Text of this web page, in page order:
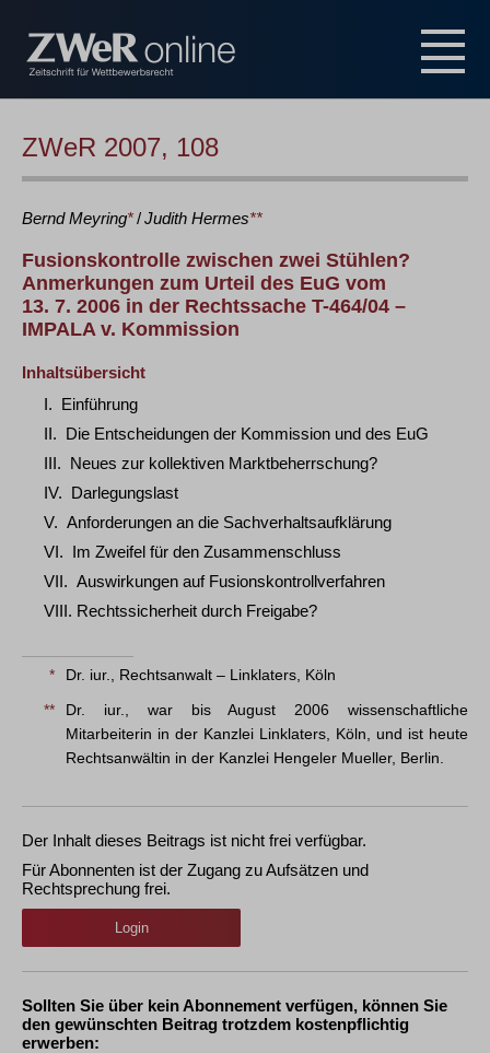
ZWeR 2007, 108
Bernd Meyring*/Judith Hermes**
Fusionskontrolle zwischen zwei Stühlen?
Anmerkungen zum Urteil des EuG vom
13. 7. 2006 in der Rechtssache T-464/04 –
IMPALA v. Kommission
Inhaltsübersicht
I. Einführung
II. Die Entscheidungen der Kommission und des EuG
III. Neues zur kollektiven Marktbeherrschung?
IV. Darlegungslast
V. Anforderungen an die Sachverhaltsaufklärung
VI. Im Zweifel für den Zusammenschluss
VII. Auswirkungen auf Fusionskontrollverfahren
VIII. Rechtssicherheit durch Freigabe?
* Dr. iur., Rechtsanwalt – Linklaters, Köln
**
Dr. iur., war bis August 2006 wissenschaftliche
Mitarbeiterin in der Kanzlei Linklaters, Köln, und ist heute
Rechtsanwältin in der Kanzlei Hengeler Mueller, Berlin.
Der Inhalt dieses Beitrags ist nicht frei verfügbar.
Für Abonnenten ist der Zugang zu Aufsätzen und
Rechtsprechung frei.
Login
Sollten Sie über kein Abonnement verfügen, können Sie
den gewünschten Beitrag trotzdem kostenpflichtig
erwerben: